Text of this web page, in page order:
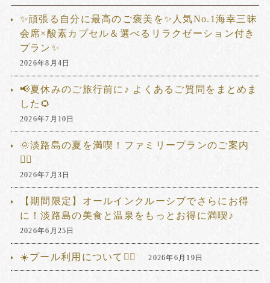
✨頑張る自分に最高のご褒美を✨人気No.1海幸三昧
会席×酸素カプセル＆選べるリラクゼーション付き
プラン✨
2026年8月4日
📢夏休みのご旅行前に♪ よくあるご質問をまとめま
した🌻
2026年7月10日
🌞淡路島の夏を満喫！ファミリープランのご案内
🏊‍♂️
2026年7月3日
【期間限定】オールインクルーシブでさらにお得
に！淡路島の美食と温泉をもっとお得に満喫♪
2026年6月25日
☀️プール利用について🏊‍♂️ 2026年6月19日